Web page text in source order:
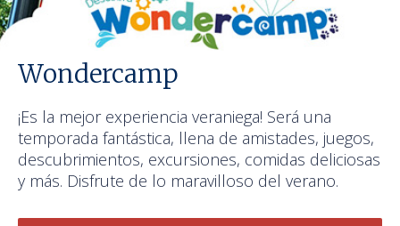
Wondercamp
¡Es la mejor experiencia veraniega! Será una
temporada fantástica, llena de amistades, juegos,
descubrimientos, excursiones, comidas deliciosas
y más. Disfrute de lo maravilloso del verano.